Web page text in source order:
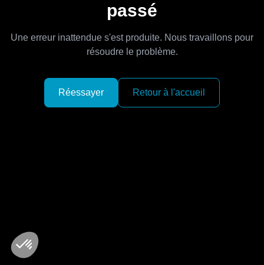
passé
Une erreur inattendue s'est produite. Nous travaillons pour
résoudre le problème.
Réessayer Retour à l'accueil